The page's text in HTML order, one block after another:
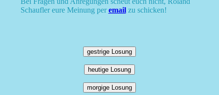
Schaufler eure Meinung peremailzu schicken!
gestrige Losung
heutige Losung
morgige Losung